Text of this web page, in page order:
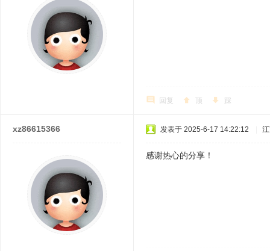
回复 顶 踩
xz86615366 发表于 2025-6-17 14:22:12
感谢热心的分享！